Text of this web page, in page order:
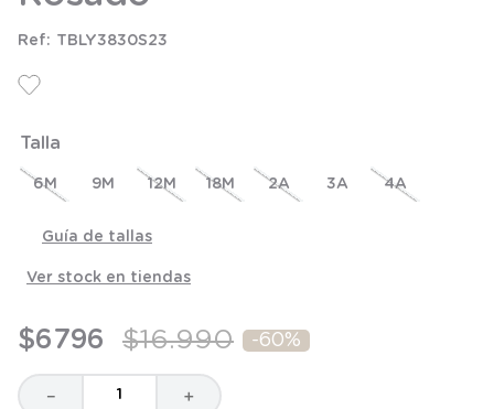
TBLY3830S23
Talla
6M 9M 12M 18M 2A 3A 4A
Guía de tallas
Ver stock en tiendas
$6796 $16.990 -60%
＋
－
6
manta
9.
10. zapatillas niño